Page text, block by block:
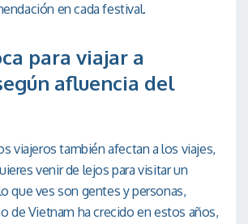
en cada festival.
para viajar a
afluencia del
viajeros también afectan a los viajes,
venir de lejos para visitar un
que ves son gentes y personas,
de Vietnam ha crecido en estos años,